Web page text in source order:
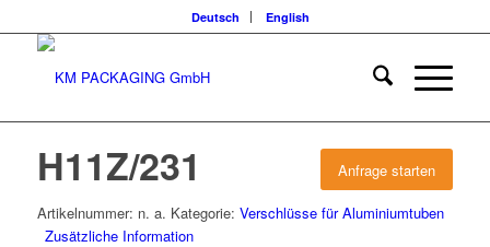
Deutsch English
Anfrage starten
H11Z/231
Artikelnummer: n. a. Kategorie: Verschlüsse für Aluminiumtuben
Zusätzliche Information